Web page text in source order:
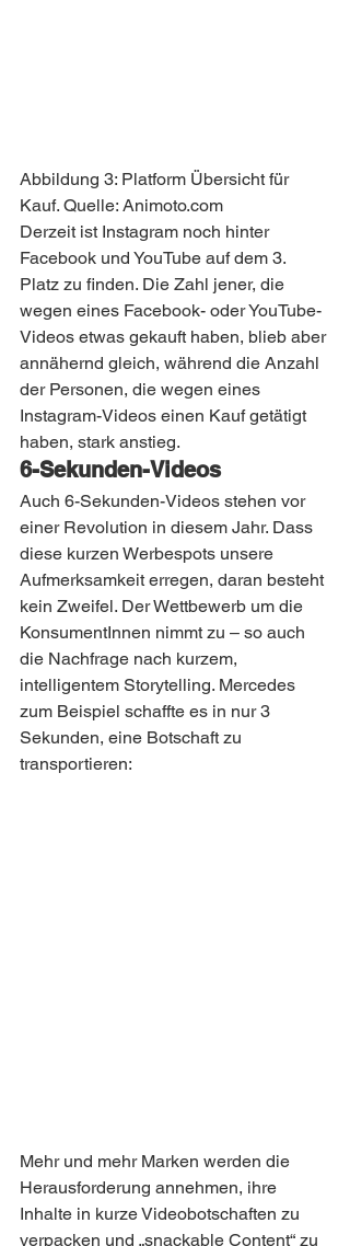
Abbildung 3: Platform Übersicht für
Kauf. Quelle: Animoto.com
Derzeit ist Instagram noch hinter
Facebook und YouTube auf dem 3.
Platz zu finden. Die Zahl jener, die
wegen eines Facebook- oder YouTube-
Videos etwas gekauft haben, blieb aber
annähernd gleich, während die Anzahl
der Personen, die wegen eines
Instagram-Videos einen Kauf getätigt
haben, stark anstieg.
6-Sekunden-Videos
Auch 6-Sekunden-Videos stehen vor
einer Revolution in diesem Jahr. Dass
diese kurzen Werbespots unsere
Aufmerksamkeit erregen, daran besteht
kein Zweifel. Der Wettbewerb um die
KonsumentInnen nimmt zu – so auch
die Nachfrage nach kurzem,
intelligentem Storytelling. Mercedes
zum Beispiel schaffte es in nur 3
Sekunden, eine Botschaft zu
transportieren:
Mehr und mehr Marken werden die
Herausforderung annehmen, ihre
Inhalte in kurze Videobotschaften zu
verpacken und „snackable Content“ zu